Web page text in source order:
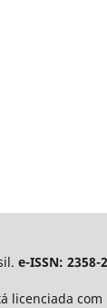
e-ISSN: 2358-
licenciada com